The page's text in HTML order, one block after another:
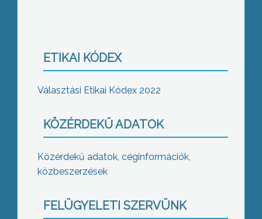
ETIKAI KÓDEX
Választási Etikai Kódex 2022
KÖZÉRDEKŰ ADATOK
Közérdekű adatok, céginformációk,
közbeszerzések
FELÜGYELETI SZERVÜNK